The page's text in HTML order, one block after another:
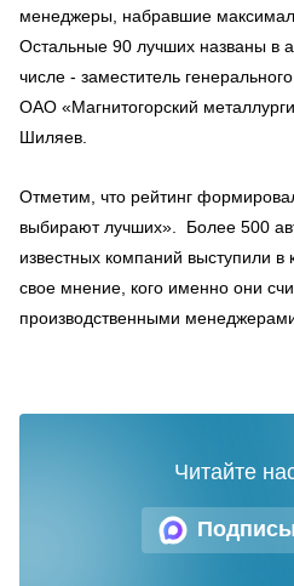
менеджеры, набравшие
Остальные 90 лучших названы в
числе - заместитель
ОАО «Магнитогорский
Шиляев.
Отметим, что рейтинг
выбирают лучших». Более 500
известных компаний выступили в
свое мнение, кого именно они
производственными
Читайте